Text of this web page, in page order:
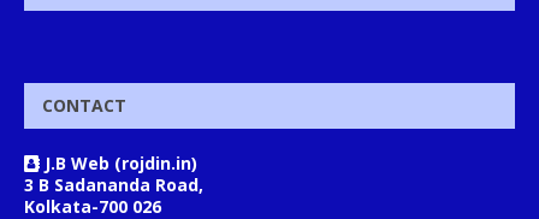
CONTACT
J.B Web (rojdin.in)
3 B Sadananda Road,
Kolkata-700 026